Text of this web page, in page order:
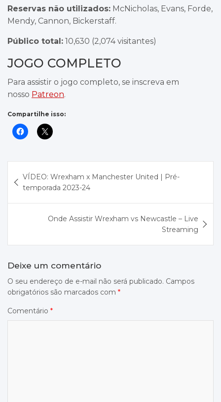
Reservas não utilizados: McNicholas, Evans, Forde,
Mendy, Cannon, Bickerstaff.
Público total: 10,630 (2,074 visitantes)
JOGO COMPLETO
Para assistir o jogo completo, se inscreva em
nosso Patreon.
Compartilhe isso:
de
Post
VÍDEO: Wrexham x Manchester United | Pré-
temporada 2023-24
Onde Assistir Wrexham vs Newcastle – Live
Streaming
Deixe um comentário
O seu endereço de e-mail não será publicado. Campos
obrigatórios são marcados com *
Comentário *